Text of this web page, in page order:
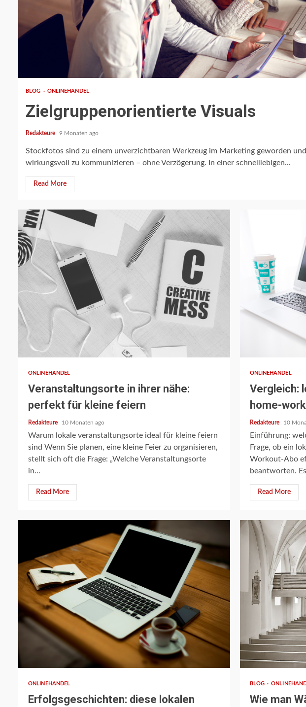
BLOG ONLINEHANDEL
Zielgruppenorientierte Visuals
Redakteure 9 Monaten ago
Stockfotos sind zu einem unverzichtbaren Werkzeug im Marketing geworden
wirkungsvoll zu kommunizieren – ohne Verzögerung. In einer schnelllebigen...
Read More
3 min read
ONLINEHANDEL
Veranstaltungsorte in ihrer nähe:
perfekt für kleine feiern
Redakteure 10 Monaten ago
Warum lokale veranstaltungsorte ideal für kleine feiern
sind Wenn Sie planen, eine kleine Feier zu organisieren,
stellt sich oft die Frage: „Welche Veranstaltungsorte
in...
Read More
ONLINEHANDEL
Vergleich:
home-
Redakteure 10
Einführung:
Frage, ob ein
Workout-Abo
beantworten.
Read More
ONLINEHANDEL
Erfolgsgeschichten: diese lokalen
8 min read
BLOG
Wie man